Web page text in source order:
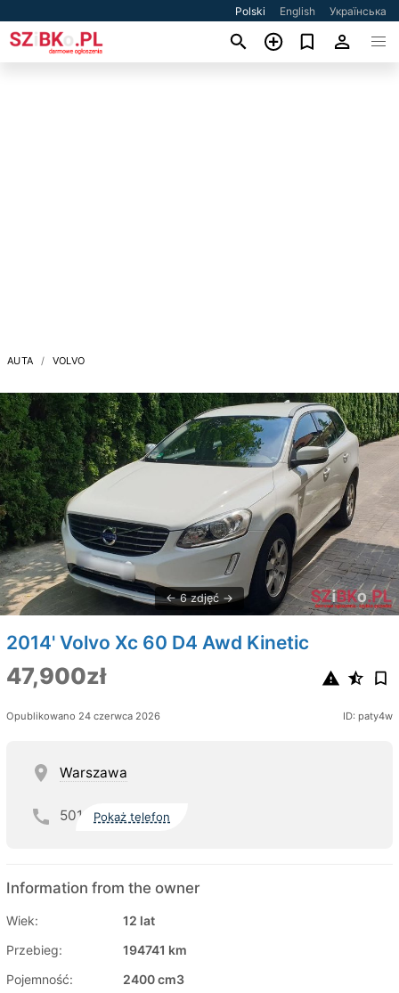
Polski English Українська
AUTA VOLVO
6 zdjęć
2014' Volvo Xc 60 D4 Awd Kinetic
47,900zł
Opublikowano 24 czerwca 2026 ID: paty4w
Warszawa
501 Pokaż telefon
Information from the owner
Wiek:
12 lat
Przebieg:
194741 km
Pojemność:
2400 cm3